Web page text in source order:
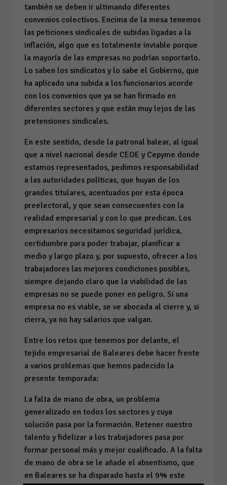
también se deben ir ultimando diferentes
convenios colectivos. Encima de la mesa tenemos
las peticiones sindicales de subidas ligadas a la
inflación, algo que es totalmente inviable porque
la mayoría de las empresas no podrían soportarlo.
Lo saben los sindicatos y lo sabe el Gobierno, que
ha aplicado una subida a los funcionarios acorde
con los convenios que ya se han firmado en
diferentes sectores y que están muy lejos de las
pretensiones sindicales.
En este sentido, desde la patronal balear, al igual
que a nivel nacional desde CEOE y Cepyme donde
estamos representados, pedimos responsabilidad
a las autoridades políticas, que huyan de los
grandes titulares, acentuados por esta época
preelectoral, y que sean consecuentes con la
realidad empresarial y con lo que predican. Los
empresarios necesitamos seguridad jurídica,
certidumbre para poder trabajar, planificar a
medio y largo plazo y, por supuesto, ofrecer a los
trabajadores las mejores condiciones posibles,
siempre dejando claro que la viabilidad de las
empresas no se puede poner en peligro. Si una
empresa no es viable, se ve abocada al cierre y, si
cierra, ya no hay salarios que valgan.
Entre los retos que tenemos por delante, el
tejido empresarial de Baleares debe hacer frente
a varios problemas que hemos padecido la
presente temporada:
La falta de mano de obra, un problema
generalizado en todos los sectores y cuya
solución pasa por la formación. Retener nuestro
talento y fidelizar a los trabajadores pasa por
formar personal más y mejor cualificado. A la falta
de mano de obra se le añade el absentismo, que
en Baleares se ha disparado hasta el 9% este